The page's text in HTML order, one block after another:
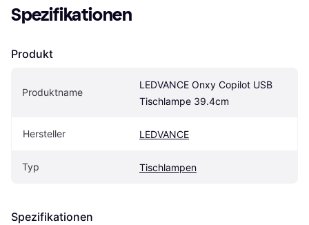
Spezifikationen
Produkt
Produktname
LEDVANCE Onxy Copilot USB
Tischlampe 39.4cm
Hersteller LEDVANCE
Typ Tischlampen
Spezifikationen